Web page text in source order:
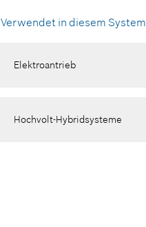
Verwendet in diesem System
Elektroantrieb
Hochvolt-Hybridsysteme